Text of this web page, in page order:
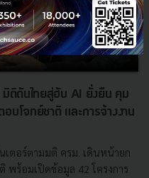
ติดันไทยสู่ฮับ AI ยั่งยืน คุม
บโจทย์ชาติ และการจ้างงาน
เตอร์ตามมติ ครม. เดินหน้ายก
พร้อมเปิดข้อมูล 42 โครงการ